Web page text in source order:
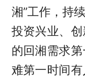
湘”工作，持
投资兴业、
的回湘需求
难第一时间